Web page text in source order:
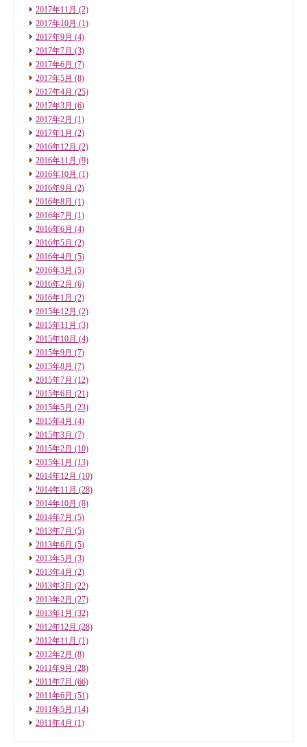
2017年11月 (2)
2017年10月 (1)
2017年9月 (4)
2017年7月 (3)
2017年6月 (7)
2017年5月 (8)
2017年4月 (25)
2017年3月 (6)
2017年2月 (1)
2017年1月 (2)
2016年12月 (2)
2016年11月 (9)
2016年10月 (1)
2016年9月 (2)
2016年8月 (1)
2016年7月 (1)
2016年6月 (4)
2016年5月 (2)
2016年4月 (5)
2016年3月 (5)
2016年2月 (6)
2016年1月 (2)
2015年12月 (2)
2015年11月 (3)
2015年10月 (4)
2015年9月 (7)
2015年8月 (7)
2015年7月 (12)
2015年6月 (21)
2015年5月 (23)
2015年4月 (4)
2015年3月 (7)
2015年2月 (10)
2015年1月 (13)
2014年12月 (10)
2014年11月 (28)
2014年10月 (8)
2014年7月 (5)
2013年7月 (5)
2013年6月 (5)
2013年5月 (3)
2013年4月 (2)
2013年3月 (22)
2013年2月 (27)
2013年1月 (32)
2012年12月 (28)
2012年11月 (1)
2012年2月 (8)
2011年9月 (28)
2011年7月 (66)
2011年6月 (51)
2011年5月 (14)
2011年4月 (1)